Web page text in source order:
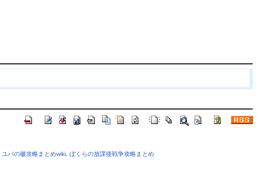
ユバの徽攻略まとめwiki. ぼくらの放課後戦争攻略まとめ